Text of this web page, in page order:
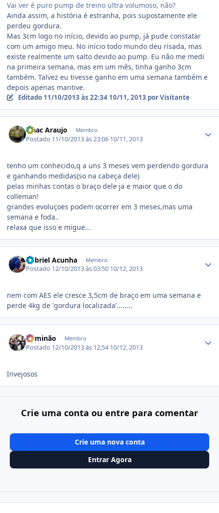
Vai ver é puro pump de treino ultra volumoso, não?
Ainda assim, a história é estranha, pois supostamente ele
perdeu gordura.
Mas 3cm logo no início, devido ao pump, já pude constatar
com um amigo meu. No início todo mundo deu risada, mas
existe realmente um salto devido ao pump. Eu não me medi
na primeira semana, mas em um mês, tinha ganho 3cm
também. Talvez eu tivesse ganho em uma semana também e
depois apenas mantive.
Editado 11/10/2013 às 22:34 10/11, 2013 por Visitante
Izaac Araujo Membro
Postado 11/10/2013 às 23:06 10/11, 2013
tenho um conhecido,q a uns 3 meses vem perdendo gordura
e ganhando medidas(so na cabeça dele)
pelas minhas contas o braço dele ja e maior que o do
colleman!
grandes evoluçoes podem ocorrer em 3 meses,mas uma
semana e foda..
relaxa que isso e migue...
Gabriel Acunha Membro
Postado 12/10/2013 às 03:50 10/12, 2013
nem com AES ele cresce 3,5cm de braço em uma semana e
perde 4kg de 'gordura localizada'........
Firminão Membro
Postado 12/10/2013 às 12:54 10/12, 2013
Invejosos
Crie uma conta ou entre para comentar
Crie uma nova conta
Entrar Agora